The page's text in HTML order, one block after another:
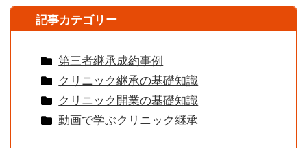
記事カテゴリー
第三者継承成約事例
クリニック継承の基礎知識
クリニック開業の基礎知識
動画で学ぶクリニック継承